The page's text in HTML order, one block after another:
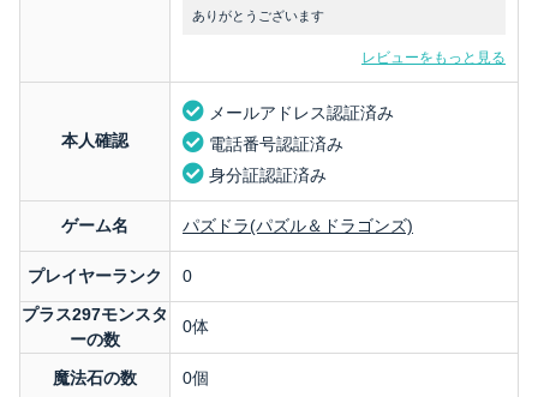
ありがとうございます
レビューをもっと見る
本人確認
メールアドレス認証済み
電話番号認証済み
身分証認証済み
ゲーム名 パズドラ(パズル＆ドラゴンズ)
プレイヤーランク
0
プラス297モンスタ
ーの数
0体
魔法石の数 0個